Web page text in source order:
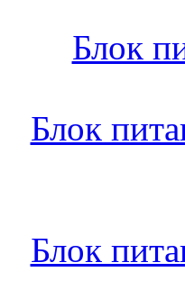
Блок
Блок
Блок